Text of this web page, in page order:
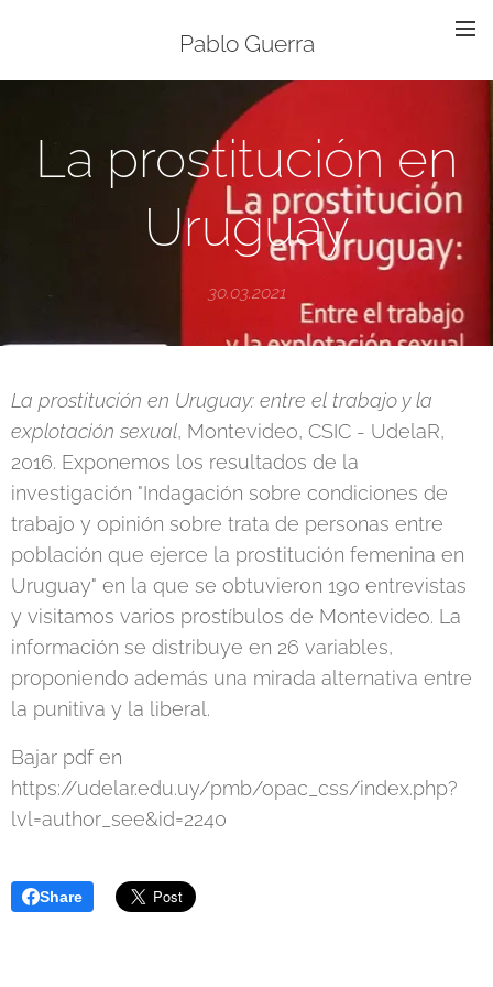
Pablo Guerra
La prostitución en
Uruguay
30.03.2021
La prostitución en Uruguay: entre el trabajo y la
explotación sexual, Montevideo, CSIC - UdelaR,
2016. Exponemos los resultados de la
investigación "Indagación sobre condiciones de
trabajo y opinión sobre trata de personas entre
población que ejerce la prostitución femenina en
Uruguay" en la que se obtuvieron 190 entrevistas
y visitamos varios prostíbulos de Montevideo. La
información se distribuye en 26 variables,
proponiendo además una mirada alternativa entre
la punitiva y la liberal.
Bajar pdf en
https://udelar.edu.uy/pmb/opac_css/index.php?
lvl=author_see&id=2240
Share